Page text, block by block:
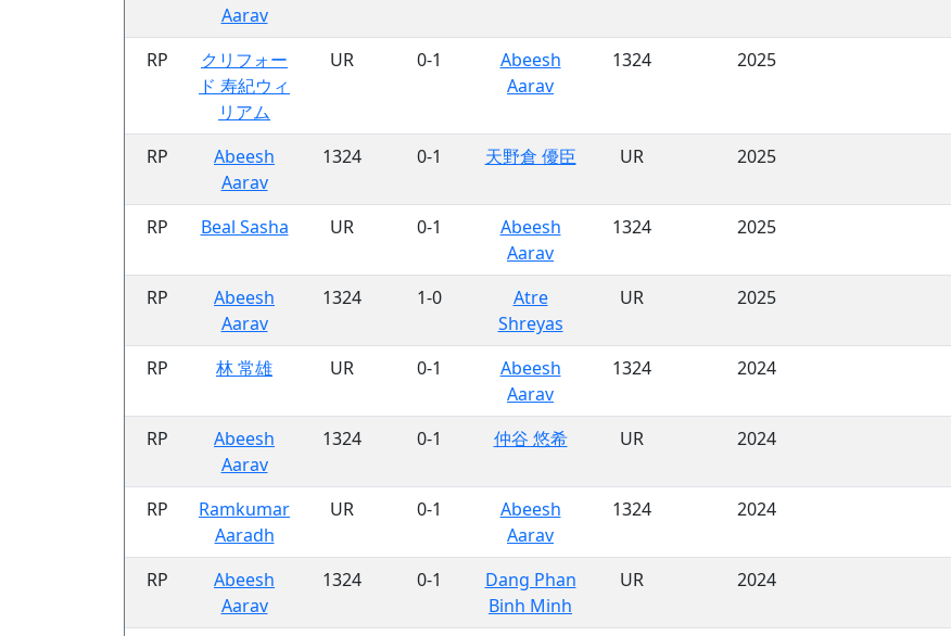
Aarav
RP
クリフォー
ド 寿紀ウィ
リアム
UR 0-1
Abeesh
Aarav
1324 2025
RP
Abeesh
Aarav
1324 0-1 天野倉 優臣 UR 2025
RP Beal Sasha UR 0-1
Abeesh
Aarav
1324 2025
RP
Abeesh
Aarav
1324 1-0
Atre
Shreyas
UR 2025
RP 林 常雄 UR 0-1
Abeesh
Aarav
1324 2024
RP
Abeesh
Aarav
1324 0-1 仲谷 悠希 UR 2024
RP
Ramkumar
Aaradh
UR 0-1
Abeesh
Aarav
1324 2024
RP
Abeesh
Aarav
1324 0-1
Dang Phan
Binh Minh
UR 2024